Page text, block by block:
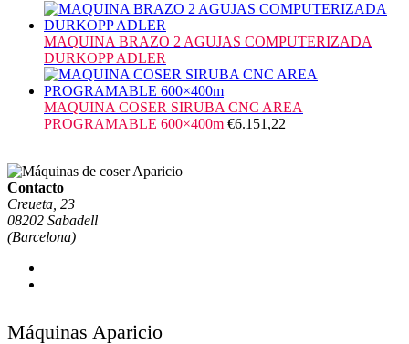
MAQUINA BRAZO 2 AGUJAS COMPUTERIZADA
DURKOPP ADLER
MAQUINA COSER SIRUBA CNC AREA
PROGRAMABLE 600×400m €6.151,22
Contacto
Creueta, 23
08202 Sabadell
(Barcelona)
Máquinas Aparicio